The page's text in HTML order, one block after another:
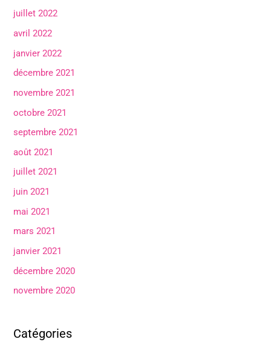
juillet 2022
avril 2022
janvier 2022
décembre 2021
novembre 2021
octobre 2021
septembre 2021
août 2021
juillet 2021
juin 2021
mai 2021
mars 2021
janvier 2021
décembre 2020
novembre 2020
Catégories